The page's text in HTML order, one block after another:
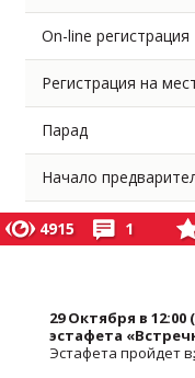
On-line регистрация
Регистрация на
Парад
Начало
4915 1
29 Октября в 12:00
эстафета
Эстафета пройдет в